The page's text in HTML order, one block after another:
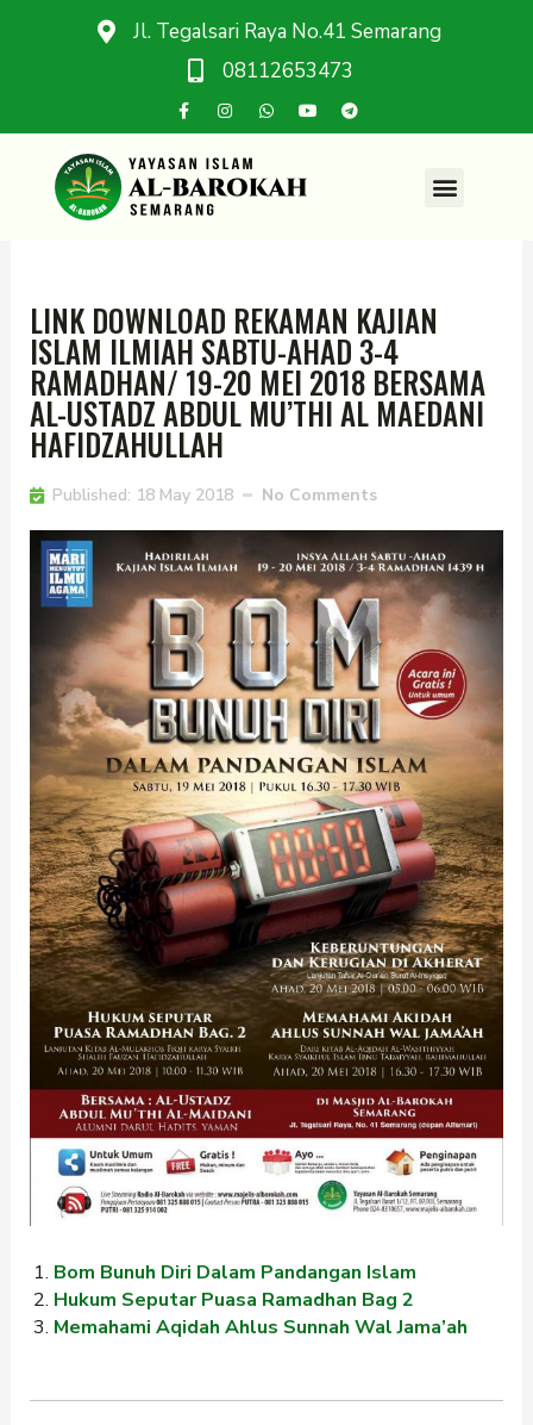
Jl. Tegalsari Raya No.41 Semarang
08112653473
LINK DOWNLOAD REKAMAN KAJIAN
ISLAM ILMIAH SABTU-AHAD 3-4
RAMADHAN/ 19-20 MEI 2018 BERSAMA
AL-USTADZ ABDUL MU’THI AL MAEDANI
HAFIDZAHULLAH
Published: 18 May 2018 No Comments
Bom Bunuh Diri Dalam Pandangan Islam
Hukum Seputar Puasa Ramadhan Bag 2
Memahami Aqidah Ahlus Sunnah Wal Jama’ah